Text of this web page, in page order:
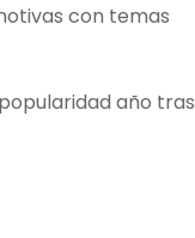
con temas
año tras